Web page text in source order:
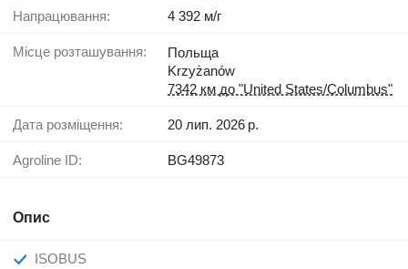
Напрацювання: 4 392 м/г
Місце розташування:
Польща
Krzyżanów
7342 км до "United States/Columbus"
Дата розміщення: 20 лип. 2026 р.
Agroline ID: BG49873
Опис
ISOBUS